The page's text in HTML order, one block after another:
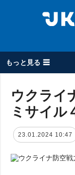
もっと見る ☰
全てのトピッ
被占領地
政治
ウクライ
ミサイル
23.01.2024 10:47